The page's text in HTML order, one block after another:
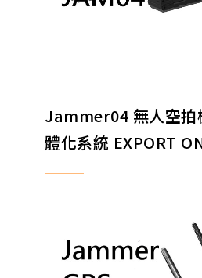
Jammer04 無人空拍
體化系統 EXPORT